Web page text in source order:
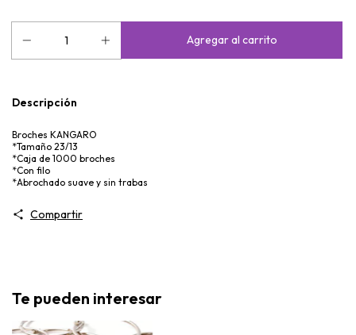
Descripción
Broches KANGARO
*Tamaño 23/13
*Caja de 1000 broches
*Con filo
*Abrochado suave y sin trabas
Compartir
Te pueden interesar